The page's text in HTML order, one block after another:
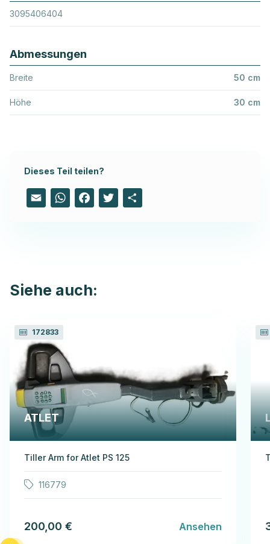
3095406404
Abmessungen
Breite 50 cm
Höhe 30 cm
Dieses Teil teilen?
Email WhatsAppFacebook
Twitter
Siehe auch:
172833
ATLET
Tiller Arm for Atlet PS 125
116779
200,00 € Ansehen